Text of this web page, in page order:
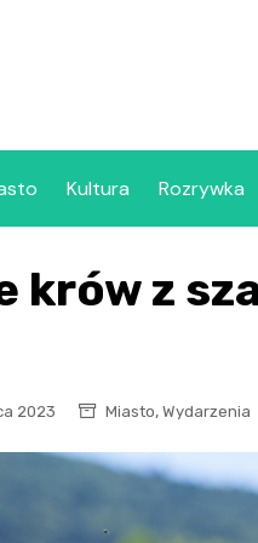
Kultura Rozrywka
krów z
2023 Miasto, Wydarzenia